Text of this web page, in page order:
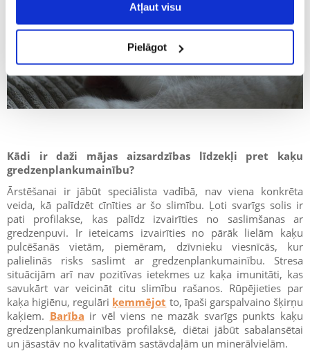
Atļaut visu
Pielāgot
Kādi ir daži mājas aizsardzības līdzekļi pret kaķu
gredzenplankumainību?
Ārstēšanai ir jābūt speciālista vadībā, nav viena konkrēta
veida, kā palīdzēt cīnīties ar šo slimību. Ļoti svarīgs solis ir
pati profilakse, kas palīdz izvairīties no saslimšanas ar
gredzenpuvi. Ir ieteicams izvairīties no pārāk lielām kaķu
pulcēšanās vietām, piemēram, dzīvnieku viesnīcās, kur
palielinās risks saslimt ar gredzenplankumainību. Stresa
situācijām arī nav pozitīvas ietekmes uz kaķa imunitāti, kas
savukārt var veicināt citu slimību rašanos. Rūpējieties par
kaķa higiēnu, regulāri ķemmējot to, īpaši garspalvaino šķirņu
kaķiem. Barība ir vēl viens ne mazāk svarīgs punkts kaķu
gredzenplankumainības profilaksē, diētai jābūt sabalansētai
un jāsastāv no kvalitatīvām sastāvdaļām un minerālvielām.